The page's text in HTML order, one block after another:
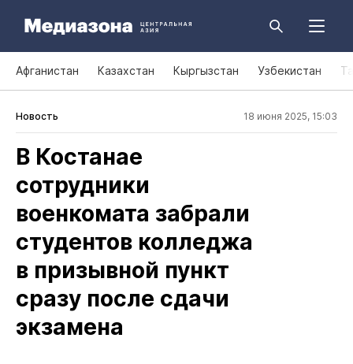
Афганистан Казахстан Кыргызстан Узбекистан
Новость 18 июня 2025, 15:03
В Костанае
сотрудники
военкомата забрали
студентов колледжа
в призывной пункт
сразу после сдачи
экзамена